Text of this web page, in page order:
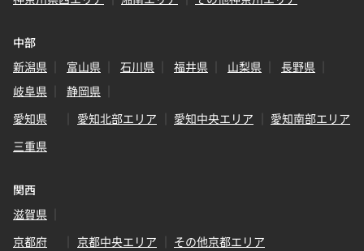
中部
新潟県
富山県 石川県 福井県 山梨県
長野県
岐阜県
静岡県
愛知県
愛知北部エリア 愛知中央エリア
愛知南部エリア
三重県
関西
滋賀県
京都府
京都中央エリア
その他京都エリア